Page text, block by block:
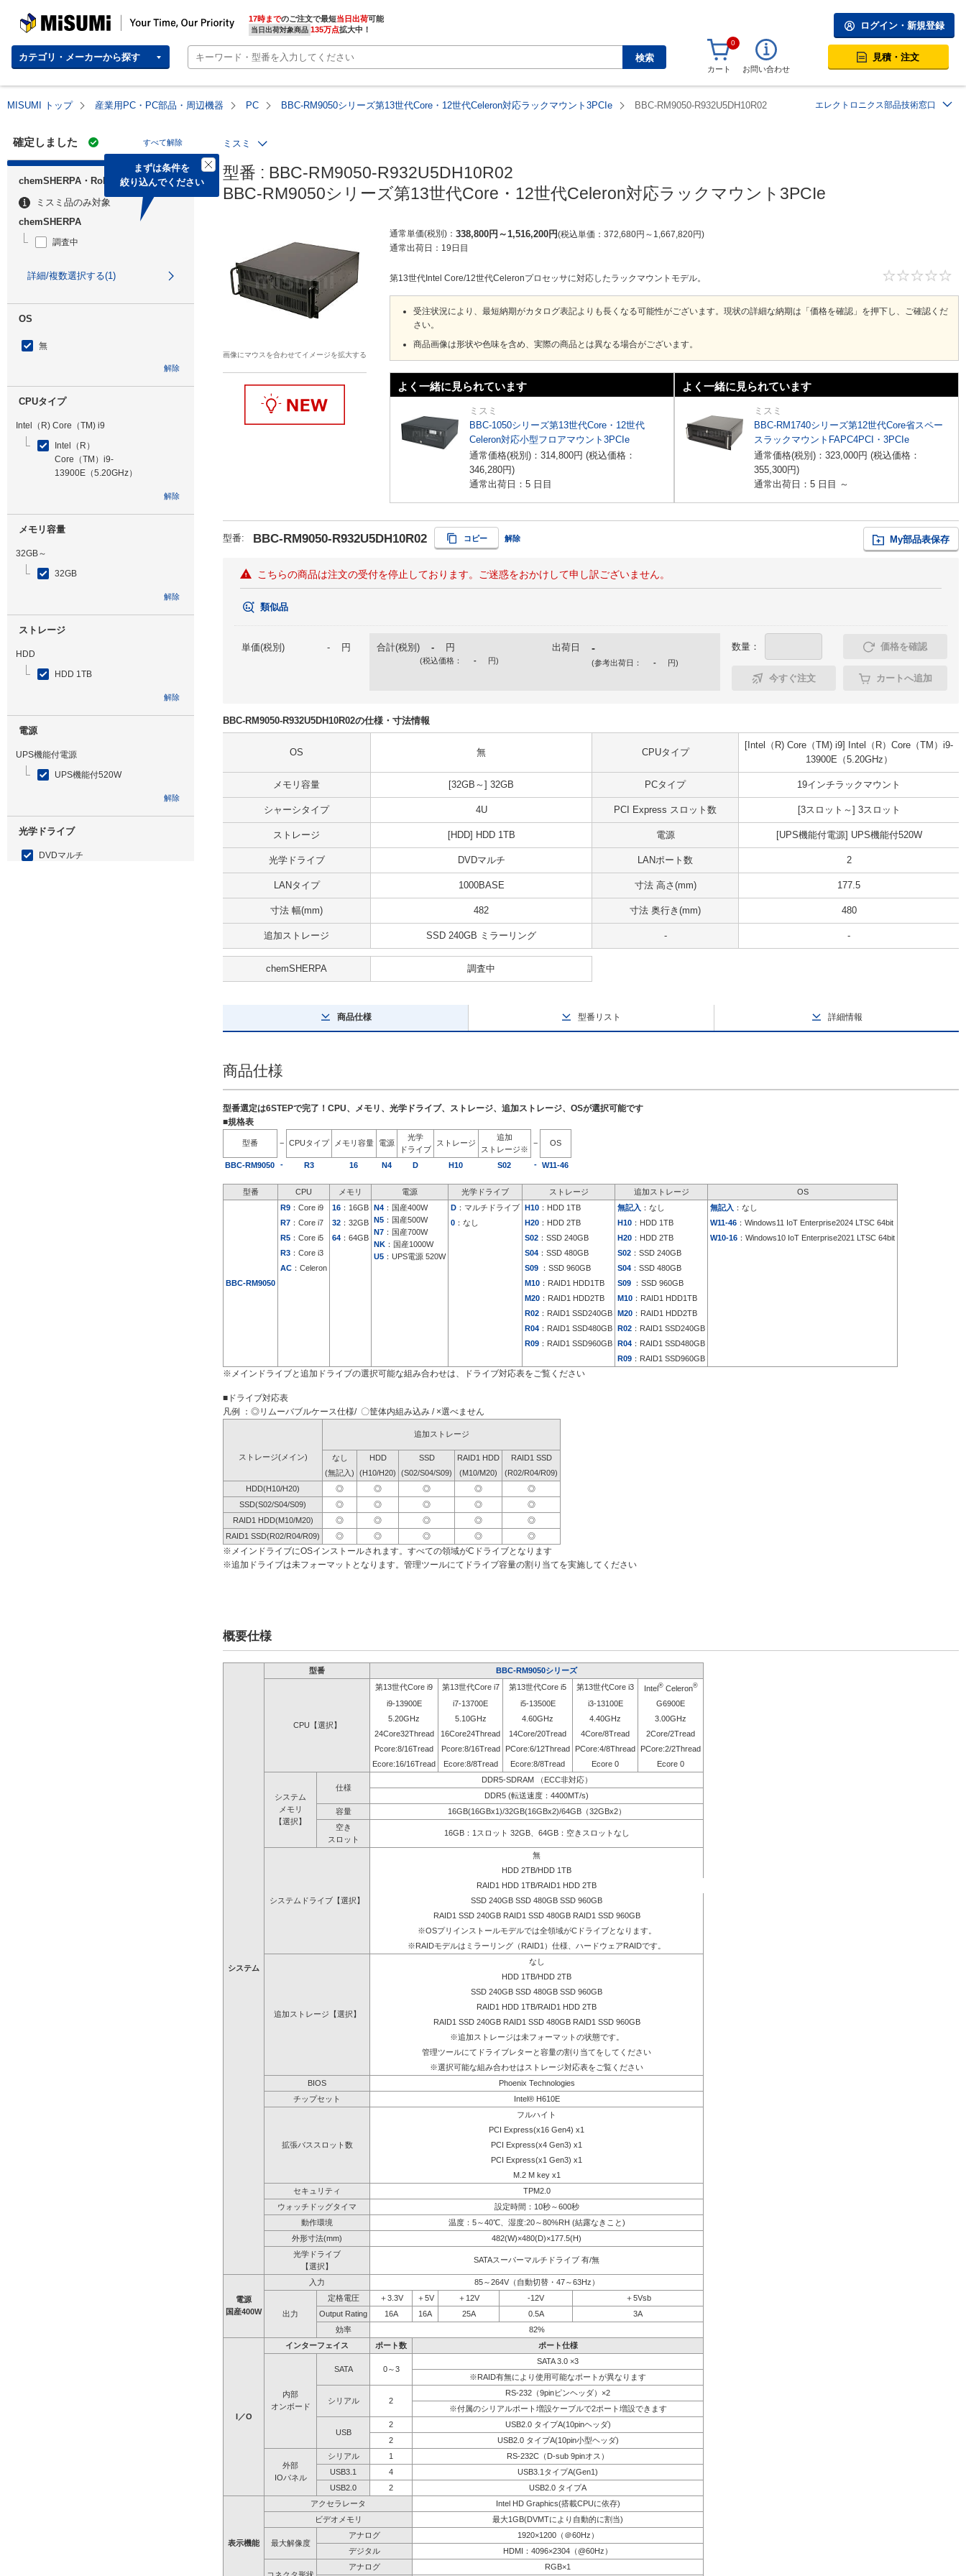
MISUMI | Your Time, Our Priority 17時までのご注文で最短当日出荷
当日出荷対象商品 135万点拡大中！
カテゴリ・メーカーから探す 検索
ログイン・新規登録
0
カート お問い合わせ
見積・注文
MISUMI トップ 産業用PC・PC部品・周辺機器 PC BBC-RM9050シリーズ第13世代Core・12世代Celeron対応ラックマウント3PCIe BBC-RM9050-R932U5DH10R02 エレクトロニクス部品技術窓口
確定しました すべて解除
まずは条件を
絞り込んでください
chemSHERPA・RoHS
ミスミ品のみ対象
chemSHERPA
調査中
詳細/複数選択する(1)
OS
無
解除
CPUタイプ
Intel（R) Core（TM) i9
Intel（R）
Core（TM）i9-
13900E（5.20GHz）
解除
メモリ容量
32GB～
32GB
解除
ストレージ
HDD
HDD 1TB
解除
電源
UPS機能付電源
UPS機能付520W
解除
光学ドライブ
DVDマルチ
ミスミ
型番 : BBC-RM9050-R932U5DH10R02
BBC-RM9050シリーズ第13世代Core・12世代Celeron対応ラックマウント3PCIe
画像にマウスを合わせてイメージを拡大する
通常単価(税別) 338,800円 ～1,516,200円 税込単価 372,680円 ～ 1,667,820円
通常出荷日： 19日目
第13世代Intel Core/12世代Celeronプロセッサに対応したラックマウントモデル。
受注状況により、最短納期がカタログ表記よりも長くなる可能性がございます。現状の詳細な納期は「価格を確認」を押下し、ご確認くだ
さい。
商品画像は形状や色味を含め、実際の商品とは異なる場合がございます。
よく一緒に見られています
ミスミ
BBC-1050シリーズ第13世代Core・12世代
Celeron対応小型フロアマウント3PCIe
通常価格(税別)： 314,800円 (税込価格：
346,280円)
通常出荷日：5 日目
よく一緒に見られています
ミスミ
BBC-RM1740シリーズ第12世代Core省スペー
スラックマウントFAPC4PCI・3PCIe
通常価格(税別)： 323,000円 (税込価格：
355,300円)
通常出荷日：5 日目 ～
型番: BBC-RM9050-R932U5DH10R02 コピー 解除 My部品表保存
こちらの商品は注文の受付を停止しております。ご迷惑をおかけして申し訳ございません。
類似品
単価(税別) - 円 合計(税別) - 円
(税込価格： - 円)
出荷日 -
(参考出荷日： - 円)
数量： 価格を確認
今すぐ注文 カートへ追加
BBC-RM9050-R932U5DH10R02の仕様・寸法情報
OS 無 CPUタイプ
[Intel（R) Core（TM) i9] Intel（R）Core（TM）i9-
13900E（5.20GHz）
メモリ容量 [32GB～] 32GB PCタイプ 19インチラックマウント
シャーシタイプ 4U PCI Express スロット数 [3スロット～] 3スロット
ストレージ [HDD] HDD 1TB 電源 [UPS機能付電源] UPS機能付520W
光学ドライブ DVDマルチ LANポート数 2
LANタイプ 1000BASE 寸法 高さ(mm) 177.5
寸法 幅(mm) 482 寸法 奥行き(mm) 480
追加ストレージ SSD 240GB ミラーリング - -
chemSHERPA 調査中
商品仕様 型番リスト 詳細情報
商品仕様
型番選定は6STEPで完了！CPU、メモリ、光学ドライブ、ストレージ、追加ストレージ、OSが選択可能です
■規格表
型番 − CPUタイプ メモリ容量 電源
光学
ドライブ
ストレージ
追加
ストレージ※
− OS
BBC-RM9050 - R3 16 N4 D H10 S02 - W11-46
型番 CPU メモリ 電源 光学ドライブ ストレージ 追加ストレージ OS
BBC-RM9050
R9 ：Core i9 16 ：16GB N4 ：国産400W
N5 ：国産500W
N7 ：国産700W
NK ：国産1000W
U5 ：UPS電源 520W
D ：マルチドライブ H10 ：HDD 1TB 無記入 ：なし 無記入 ：なし
R7 ：Core i7 32 ：32GB 0 ：なし H20 ：HDD 2TB H10 ：HDD 1TB W11-46 ：Windows11 IoT Enterprise2024 LTSC 64bit
R5 ：Core i5 64 ：64GB S02 ：SSD 240GB H20 ：HDD 2TB W10-16 ：Windows10 IoT Enterprise2021 LTSC 64bit
R3 ：Core i3 S04 ：SSD 480GB S02 ：SSD 240GB
AC ：Celeron S09 ：SSD 960GB S04 ：SSD 480GB
M10 ：RAID1 HDD1TB S09 ：SSD 960GB
M20 ：RAID1 HDD2TB M10 ：RAID1 HDD1TB
R02 ：RAID1 SSD240GB M20 ：RAID1 HDD2TB
R04 ：RAID1 SSD480GB R02 ：RAID1 SSD240GB
R09 ：RAID1 SSD960GB R04 ：RAID1 SSD480GB
R09 ：RAID1 SSD960GB
※メインドライブと追加ドライブの選択可能な組み合わせは、ドライブ対応表をご覧ください
■ドライブ対応表
凡例 ：◎リムーバブルケース仕様/ 〇筐体内組み込み / ×選べません
追加ストレージ
ストレージ(メイン) なし HDD SSD RAID1 HDD
RAID1 SSD
(無記入)
(H10/H20) (S02/S04/S09) (M10/M20)
(R02/R04/R09)
HDD(H10/H20)
◎ ◎ ◎ ◎
◎
SSD(S02/S04/S09)
◎ ◎ ◎ ◎
◎
RAID1 HDD(M10/M20)
◎ ◎ ◎ ◎
◎
RAID1 SSD(R02/R04/R09)
◎ ◎ ◎ ◎ ◎
※メインドライブにOSインストールされます。すべての領域がCドライブとなります
※追加ドライブは未フォーマットとなります。管理ツールにてドライブ容量の割り当てを実施してください
概要仕様
システム
型番 BBC-RM9050シリーズ
CPU【選択】
第13世代Core i9 第13世代Core i7 第13世代Core i5 第13世代Core i3 Intel®Celeron®
i9-13900E i7-13700E i5-13500E i3-13100E
G6900E
5.20GHz
5.10GHz 4.60GHz 4.40GHz
3.00GHz
24Core32Thread
16Core24Thread 14Core/20Tread 4Core/8Tread
2Core/2Tread
Pcore:8/16Tread
Pcore:8/16Tread PCore:6/12Thread PCore:4/8Thread
PCore:2/2Thread
Ecore:16/16Tread
Ecore:8/8Tread Ecore:8/8Tread Ecore 0 Ecore 0
システム
メモリ
【選択】
仕様
DDR5-SDRAM （ECC非対応）
DDR5 (転送速度：4400MT/s)
容量
16GB(16GBx1)/32GB(16GBx2)/64GB（32GBx2）
空き
スロット
16GB：1スロット 32GB、64GB：空きスロットなし
システムドライブ【選択】
無
HDD 2TB/HDD 1TB
RAID1 HDD 1TB/RAID1 HDD 2TB
SSD 240GB SSD 480GB SSD 960GB
RAID1 SSD 240GB RAID1 SSD 480GB RAID1 SSD 960GB
※OSプリインストールモデルでは全領域がCドライブとなります。
※RAIDモデルはミラーリング（RAID1）仕様、ハードウェアRAIDです。
追加ストレージ【選択】
なし
HDD 1TB/HDD 2TB
SSD 240GB SSD 480GB SSD 960GB
RAID1 HDD 1TB/RAID1 HDD 2TB
RAID1 SSD 240GB RAID1 SSD 480GB RAID1 SSD 960GB
※追加ストレージは未フォーマットの状態です。
管理ツールにてドライブレターと容量の割り当てをしてください
※選択可能な組み合わせはストレージ対応表をご覧ください
BIOS
Phoenix Technologies
チップセット
Intel® H610E
拡張バススロット数
フルハイト
PCI Express(x16 Gen4) x1
PCI Express(x4 Gen3) x1
PCI Express(x1 Gen3) x1
M.2 M key x1
セキュリティ
TPM2.0
ウォッチドッグタイマ
設定時間：10秒～600秒
動作環境
温度：5～40℃、湿度:20～80%RH (結露なきこと)
外形寸法(mm)
482(W)×480(D)×177.5(H)
光学ドライブ
【選択】
SATAスーパーマルチドライブ 有/無
電源
国産400W
入力 85～264V（自動切替・47～63Hz）
出力
定格電圧 ＋3.3V ＋5V ＋12V -12V
＋5Vsb
Output Rating
16A 16A 25A 0.5A
3A
効率
82%
I／O
インターフェイス ポート数 ポート仕様
内部
オンボード
SATA 0～3
SATA 3.0 ×3
※RAID有無により使用可能なポートが異なります
シリアル 2
RS-232（9pinピンヘッダ）×2
※付属のシリアルポート増設ケーブルで2ポート増設できます
USB
2
USB2.0 タイプA(10pinヘッダ)
2
USB2.0 タイプA(10pin小型ヘッダ)
外部
IOパネル
シリアル 1
RS-232C（D-sub 9pinオス）
USB3.1
4
USB3.1タイプA(Gen1)
USB2.0
2 USB2.0 タイプA
表示機能
アクセラレータ
Intel HD Graphics(搭載CPUに依存)
ビデオメモリ
最大1GB(DVMTにより自動的に割当)
最大解像度
アナログ
1920×1200（＠60Hz）
デジタル
HDMI：4096×2304（@60Hz）
アナログ RGB×1